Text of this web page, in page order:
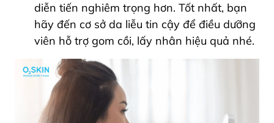
diễn tiến nghiêm trọng hơn. Tốt nhất, bạn
hãy đến cơ sở da liễu tin cậy để điều dưỡng
viên hỗ trợ gom cồi, lấy nhân hiệu quả nhé.